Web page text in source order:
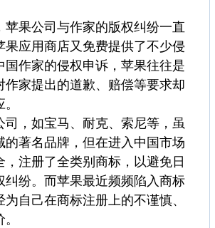
苹果公司与作家的版权纠纷一直
果应用商店又免费提供了不少侵
国作家的侵权申诉，苹果往往是
作家提出的道歉、赔偿等要求却
司，如宝马、耐克、索尼等，虽
的著名品牌，但在进入中国市场
，注册了全类别商标，以避免日
纠纷。而苹果最近频频陷入商标
自己在商标注册上的不谨慎、